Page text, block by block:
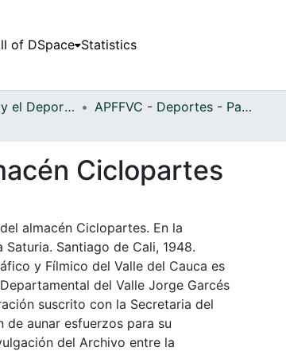
of DSpace Statistics
La Educación y el Deporte
APFFVC - Deportes - Patrimonial
Ciclopartes
almacén Ciclopartes. En la
Santiago de Cali, 1948.
y Fílmico del Valle del Cauca es
del Valle Jorge Garcés
suscrito con la Secretaria del
aunar esfuerzos para su
del Archivo entre la